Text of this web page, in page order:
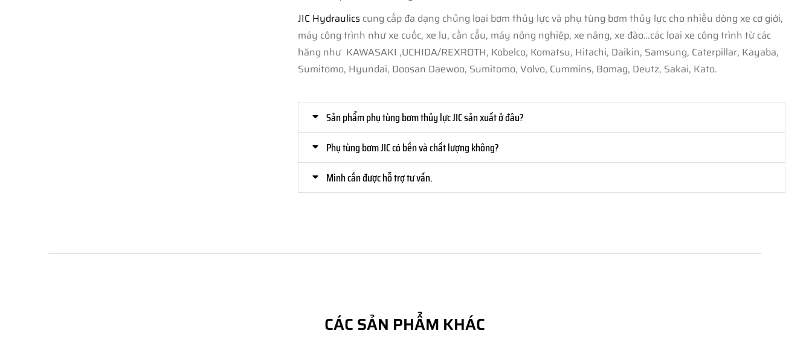
JIC Hydraulics cung cấp đa dạng chủng loại bơm thủy lực và phụ tùng bơm thủy lực cho nhiều dòng xe cơ giới,
máy công trình như xe cuốc, xe lu, cần cẩu, máy nông nghiệp, xe nâng, xe đào…các loại xe công trình từ các
hãng như KAWASAKI ,UCHIDA/REXROTH, Kobelco, Komatsu, Hitachi, Daikin, Samsung, Caterpillar, Kayaba,
Sumitomo, Hyundai, Doosan Daewoo, Sumitomo, Volvo, Cummins, Bomag, Deutz, Sakai, Kato.
Sản phẩm phụ tùng bơm thủy lực JIC sản xuất ở đâu?
Phụ tùng bơm JIC có bền và chất lượng không?
Mình cần được hỗ trợ tư vấn.
CÁC SẢN PHẨM KHÁC